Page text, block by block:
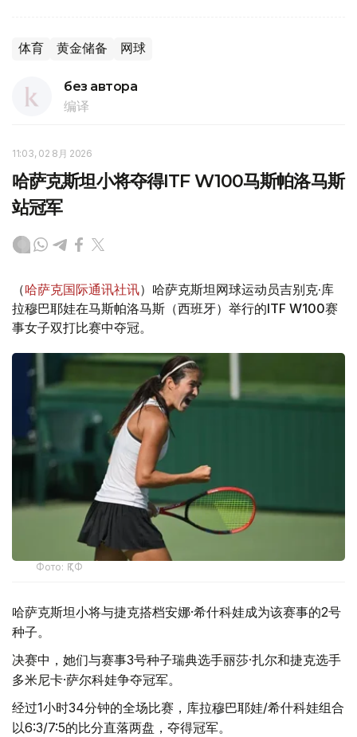
体育 黄金储备 网球
без автора
编译
11:03, 02 8月 2026
哈萨克斯坦小将夺得ITF W100马斯帕洛马斯
站冠军
（哈萨克国际通讯社讯）哈萨克斯坦网球运动员吉别克·库
拉穆巴耶娃在马斯帕洛马斯（西班牙）举行的ITF W100赛
事女子双打比赛中夺冠。
Фото: ҚТФ
哈萨克斯坦小将与捷克搭档安娜·希什科娃成为该赛事的2号
种子。
决赛中，她们与赛事3号种子瑞典选手丽莎·扎尔和捷克选手
多米尼卡·萨尔科娃争夺冠军。
经过1小时34分钟的全场比赛，库拉穆巴耶娃/希什科娃组合
以6:3/7:5的比分直落两盘，夺得冠军。